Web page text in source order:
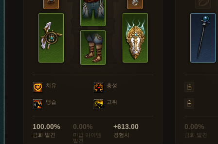
치유 충성
맹습 고취
100.00%
금화 발견
0.00%
마법 아이템
발견
+613.00
경험치
0.00%
금화 발견